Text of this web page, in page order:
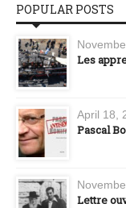
POPULAR POSTS
Les
April 18,
Pascal
Lettre